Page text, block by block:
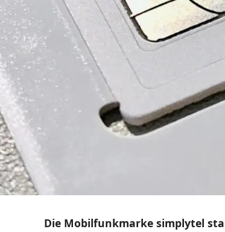
Die Mobilfunkmarke simplytel